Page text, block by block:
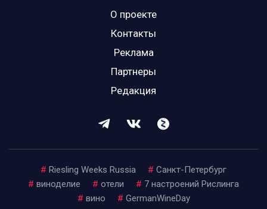
О проекте
Контакты
Реклама
Партнеры
Редакция
# Riesling Weeks Russia # Санкт-Петербург
# виноделие # отели # 7 настроений Рислинга
# вино # GermanWineDay